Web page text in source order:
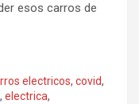
esos carros de
electricos, covid,
, electrica,